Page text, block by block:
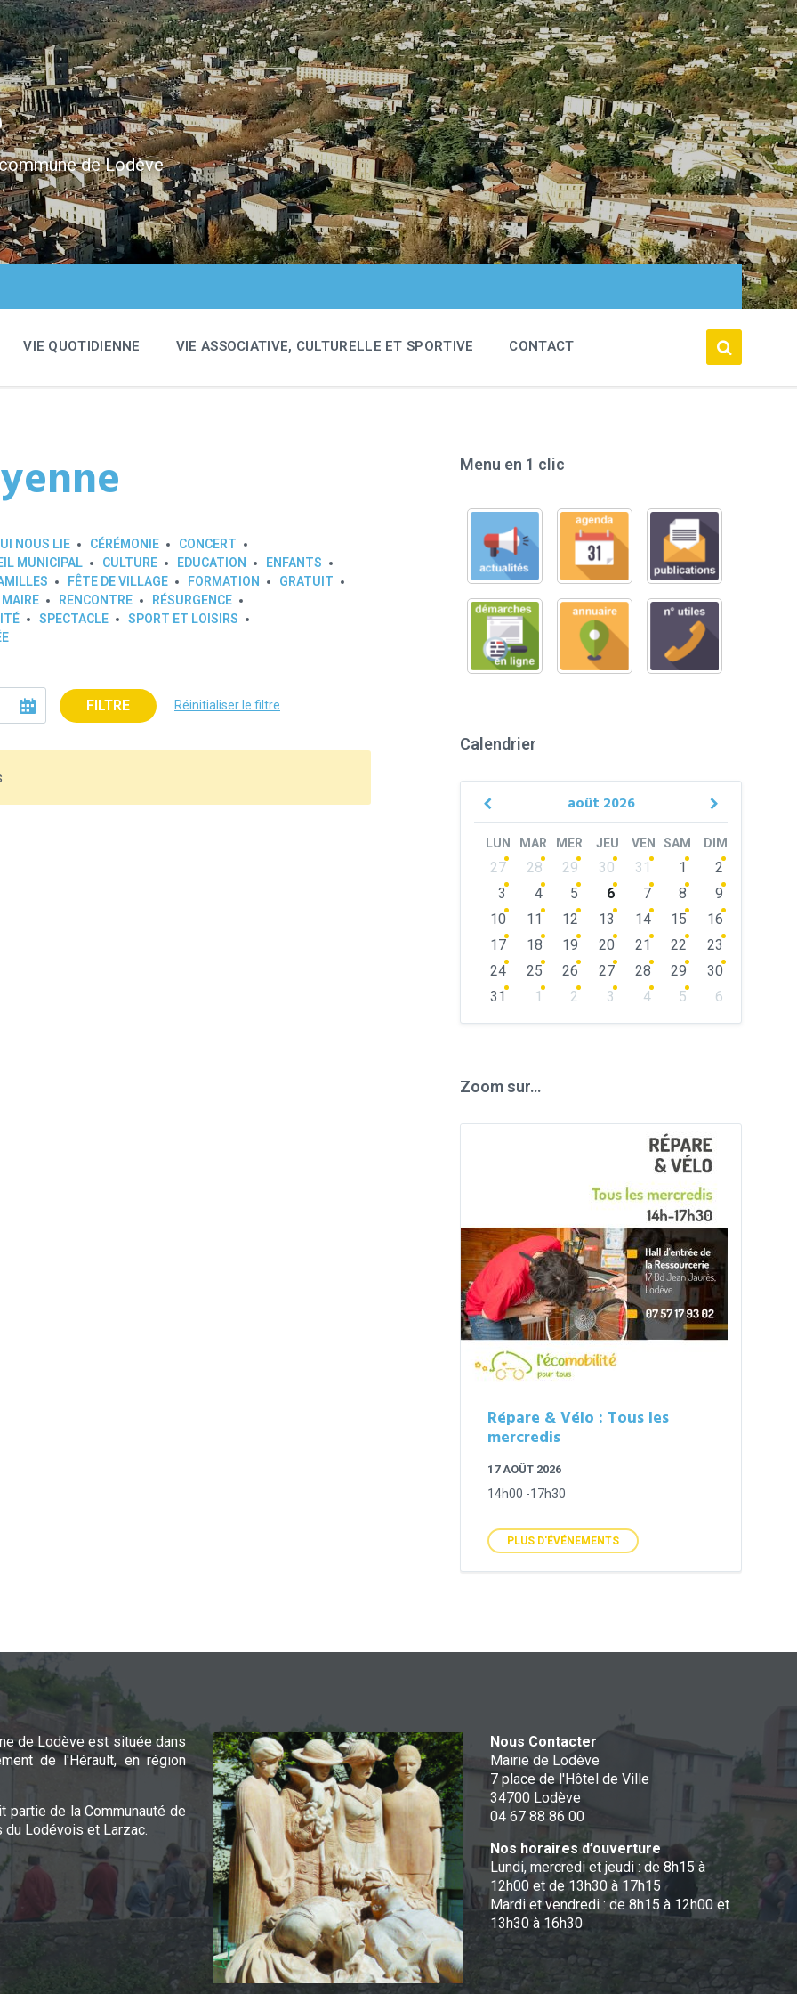
de Lodève
VIE QUOTIDIENNE VIE ASSOCIATIVE, CULTURELLE ET SPORTIVE CONTACT
NOUS LIE CÉRÉMONIE
CONCERT
MUNICIPAL CULTURE EDUCATION
ENFANTS
FÊTE DE VILLAGE FORMATION
GRATUIT
MAIRE RENCONTRE
RÉSURGENCE
SPECTACLE
SPORT ET LOISIRS
FILTRE Réinitialiser le filtre
Menu en 1 clic
Calendrier
août 2026
Previous
Next
LUN MAR MER JEU VEN SAM DIM
Skip
calendar
days
27 28 29 30 31 1
2
3
4 5 6 7 8
9
10
11 12 13 14 15
16
17
18 19 20 21 22
23
24
25 26 27 28 29
30
31
1 2 3 4 5
6
Zoom sur…
Répare & Vélo : Tous les
mercredis
17 AOÛT 2026
14h00 -17h30
PLUS D'ÉVÉNEMENTS
de Lodève est située dans
de l'Hérault, en région
partie de la Communauté de
du Lodévois et Larzac.
Nous Contacter
Mairie de Lodève
7 place de l'Hôtel de Ville
34700 Lodève
04 67 88 86 00
Nos horaires d’ouverture
Lundi, mercredi et jeudi : de 8h15 à
12h00 et de 13h30 à 17h15
Mardi et vendredi : de 8h15 à 12h00 et
13h30 à 16h30